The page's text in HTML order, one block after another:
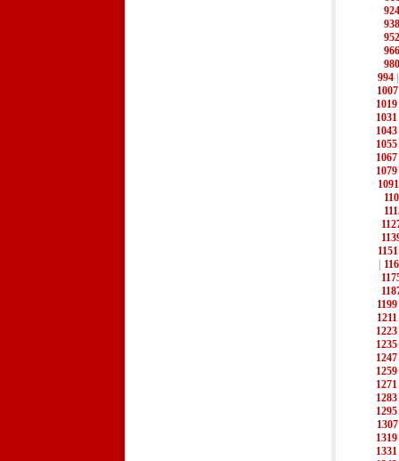
924
938
952
966
980
994
1007
1019
1031
1043
1055
1067
1079
1091
1151
1199
1211
1223
1235
1247
1259
1271
1283
1295
1307
1319
1331